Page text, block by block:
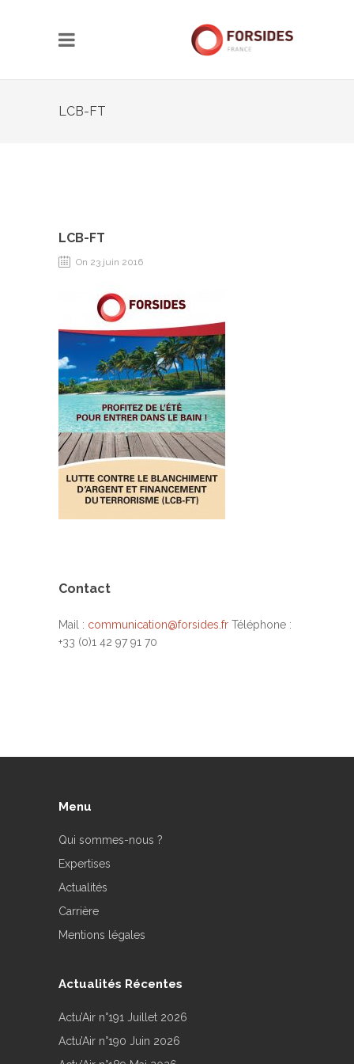
LCB-FT
LCB-FT
On 23 juin 2016
Contact
Mail : communication@forsides.fr Téléphone :
+33 (0)1 42 97 91 70
Menu
Qui sommes-nous ?
Expertises
Actualités
Carrière
Mentions légales
Actualités Récentes
Actu’Air n°191 Juillet 2026
Actu’Air n°190 Juin 2026